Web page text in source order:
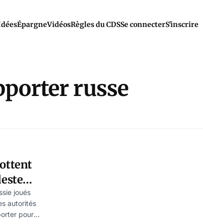
ÉpargneVidéosRègles du CDSSe connecterS'inscrire
russe
joués
autorités
pour